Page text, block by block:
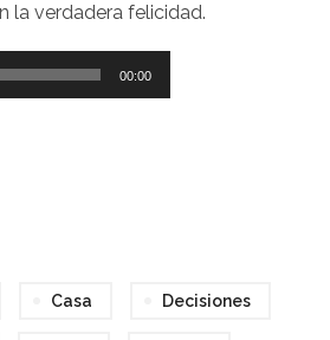
la verdadera felicidad.
00:00
Casa Decisiones